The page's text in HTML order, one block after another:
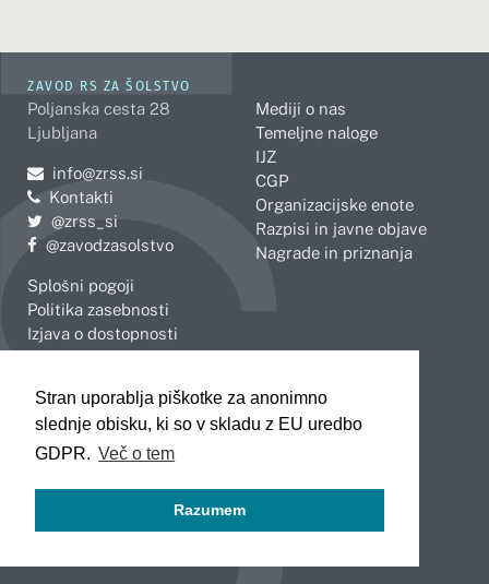
Stran uporablja piškotke za anonimno
slednje obisku, ki so v skladu z EU uredbo
GDPR. Več o tem
Razumem
ZAVOD RS ZA ŠOLSTVO
Poljanska cesta 28
Ljubljana
Pošljite e-mail na
info@zrss.si
Kontakti
Pojdite na Twitter:
@zrss_si
Pojdite na Facebook:
@zavodzasolstvo
Splošni pogoji
Politika zasebnosti
Izjava o dostopnosti
Mediji o nas
Temeljne naloge
IJZ
CGP
Organizacijske enote
Razpisi in javne objave
Nagrade in priznanja
Celje
Koper
Kranj
Novo mesto
Slovenj Gradec